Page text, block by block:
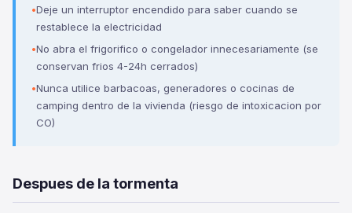
Deje un interruptor encendido para saber cuando se
restablece la electricidad
No abra el frigorifico o congelador innecesariamente (se
conservan frios 4-24h cerrados)
Nunca utilice barbacoas, generadores o cocinas de
camping dentro de la vivienda (riesgo de intoxicacion por
CO)
Despues de la tormenta